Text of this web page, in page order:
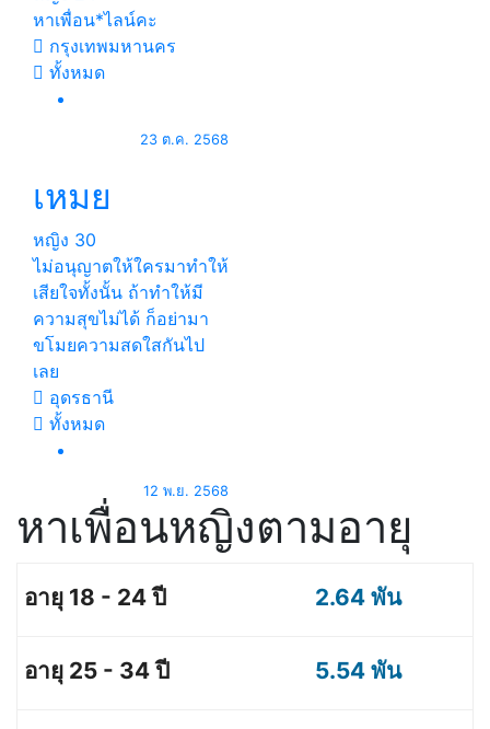
หาเพื่อน*ไลน์คะ
กรุงเทพมหานคร
ทั้งหมด
23 ต.ค. 2568
เหมย
หญิง 30
ไม่อนุญาตให้ใครมาทำให้
เสียใจทั้งนั้น ถ้าทำให้มี
ความสุขไม่ได้ ก็อย่ามา
ขโมยความสดใสกันไป
เลย
อุดรธานี
ทั้งหมด
12 พ.ย. 2568
หาเพื่อนหญิงตามอายุ
2.64 พัน
5.54 พัน